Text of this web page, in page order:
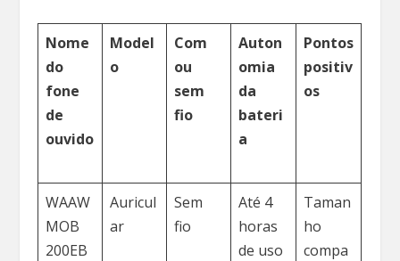
Nome
do
fone
de
ouvido
Model
o
Com
ou
sem
fio
Auton
omia
da
bateri
a
Pontos
positiv
os
WAAW
MOB
200EB
Auricul
ar
Sem
fio
Até 4
horas
de uso
Taman
ho
compa